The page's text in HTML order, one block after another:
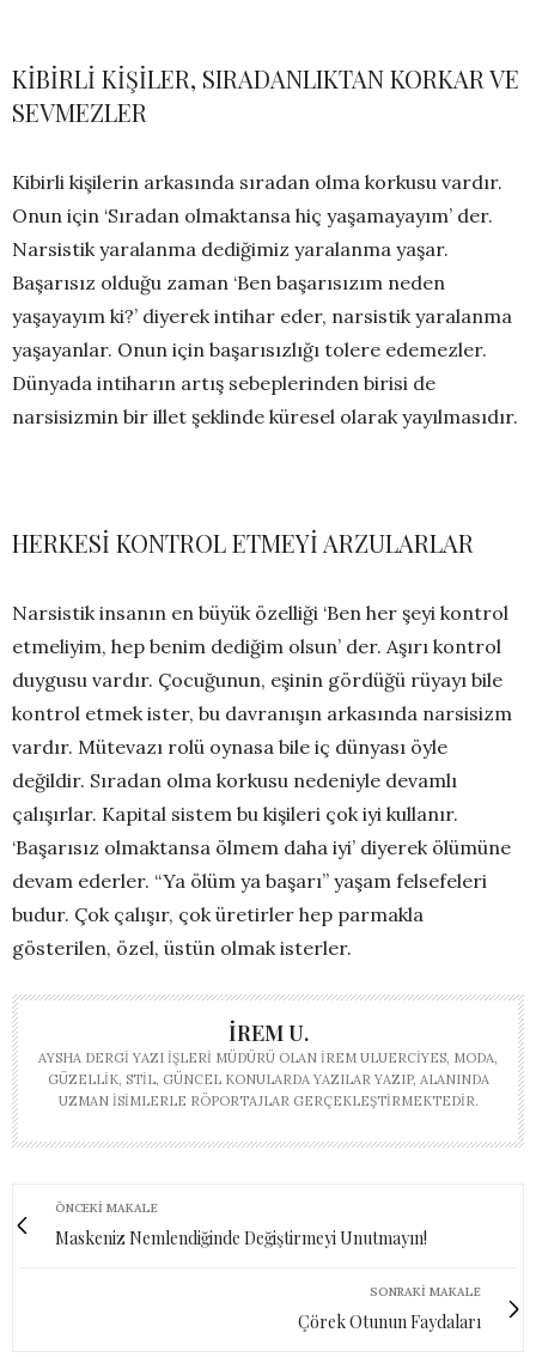
KİBİRLİ KİŞİLER, SIRADANLIKTAN KORKAR VE
SEVMEZLER
Kibirli kişilerin arkasında sıradan olma korkusu vardır.
Onun için ‘Sıradan olmaktansa hiç yaşamayayım’ der.
Narsistik yaralanma dediğimiz yaralanma yaşar.
Başarısız olduğu zaman ‘Ben başarısızım neden
yaşayayım ki?’ diyerek intihar eder, narsistik yaralanma
yaşayanlar. Onun için başarısızlığı tolere edemezler.
Dünyada intiharın artış sebeplerinden birisi de
narsisizmin bir illet şeklinde küresel olarak yayılmasıdır.
HERKESİ KONTROL ETMEYİ ARZULARLAR
Narsistik insanın en büyük özelliği ‘Ben her şeyi kontrol
etmeliyim, hep benim dediğim olsun’ der. Aşırı kontrol
duygusu vardır. Çocuğunun, eşinin gördüğü rüyayı bile
kontrol etmek ister, bu davranışın arkasında narsisizm
vardır. Mütevazı rolü oynasa bile iç dünyası öyle
değildir. Sıradan olma korkusu nedeniyle devamlı
çalışırlar. Kapital sistem bu kişileri çok iyi kullanır.
‘Başarısız olmaktansa ölmem daha iyi’ diyerek ölümüne
devam ederler. “Ya ölüm ya başarı” yaşam felsefeleri
budur. Çok çalışır, çok üretirler hep parmakla
gösterilen, özel, üstün olmak isterler.
İREM U.
AYSHA DERGI YAZI İŞLERI MÜDÜRÜ OLAN İREM ULUERCIYES, MODA,
GÜZELLIK, STIL, GÜNCEL KONULARDA YAZILAR YAZIP, ALANINDA
UZMAN ISIMLERLE RÖPORTAJLAR GERÇEKLEŞTIRMEKTEDIR.
ÖNCEKI MAKALE
Maskeniz Nemlendiğinde Değiştirmeyi Unutmayın!
SONRAKI MAKALE
Çörek Otunun Faydaları